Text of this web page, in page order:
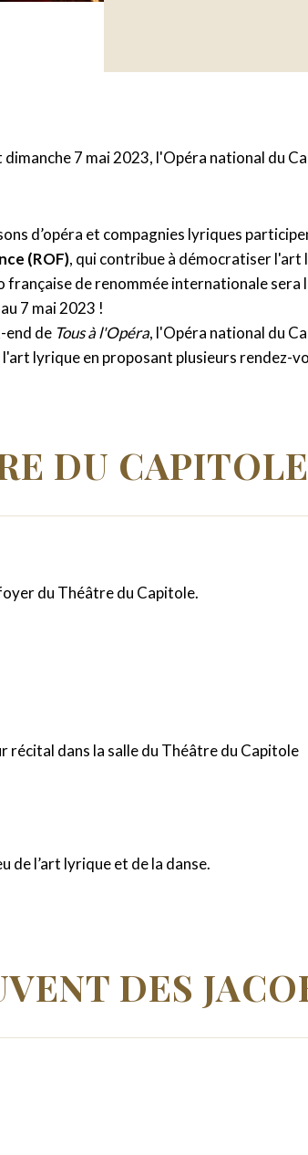
dimanche 7 mai 2023, l'Opéra national du
d’opéra et compagnies lyriques
(ROF), qui contribue à démocratiser l'art
française de renommée internationale
7 mai 2023 !
end de Tous à l'Opéra, l'Opéra national du
lyrique en proposant plusieurs rendez-
DU CAPITOLE
du Théâtre du Capitole.
récital dans la salle du Théâtre du Capitole
de l’art lyrique et de la danse.
DES